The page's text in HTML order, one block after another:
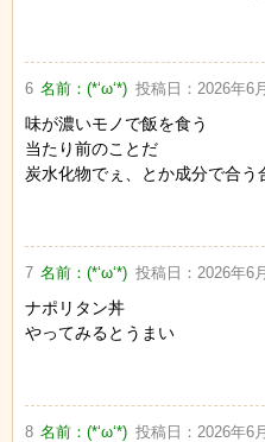
6 名前：(*‘ω‘*) 投稿日： 2026年6
味が濃いモノで飯を食う
当たり前のことだ
炭水化物でぇ、とか成分で合う
7 名前：(*‘ω‘*) 投稿日： 2026年6
ナポリタン丼
やってみるとうまい
8 名前：(*‘ω‘*) 投稿日： 2026年6